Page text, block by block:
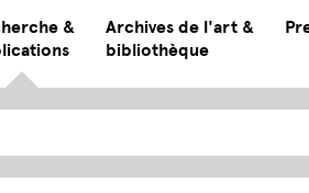
&
Archives de l'art &
bibliothèque